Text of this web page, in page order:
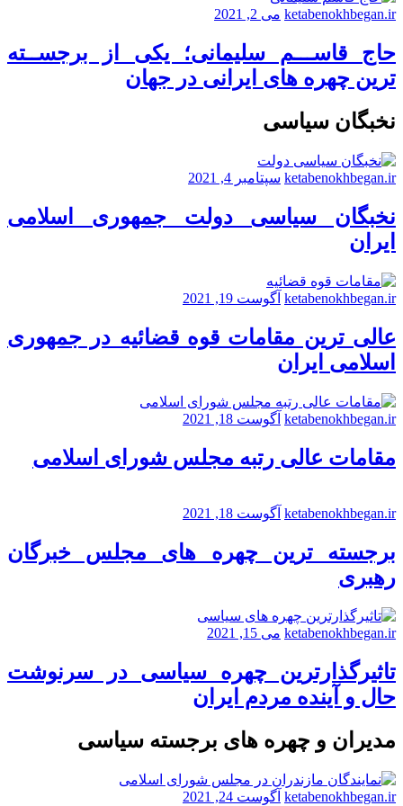
ketabenokhbegan.ir می 2, 2021
حاج قاســـم سلیمانی؛ یکی از برجســته
ترین چهره های ایرانی در جهان
نخبگان سیاسی
ketabenokhbegan.ir سپتامبر 4, 2021
نخبگان سیاسی دولت جمهوری اسلامی
ایران
ketabenokhbegan.ir آگوست 19, 2021
عالی ترین مقامات قوه قضائیه در جمهوری
اسلامی ایران
ketabenokhbegan.ir آگوست 18, 2021
مقامات عالی رتبه مجلس شورای اسلامی
ketabenokhbegan.ir آگوست 18, 2021
برجسته ترین چهره های مجلس خبرگان
رهبری
ketabenokhbegan.ir می 15, 2021
تاثیرگذارترین چهره سیاسی در سرنوشت
حال و آینده مردم ایران
مدیران و چهره های برجسته سیاسی
ketabenokhbegan.ir آگوست 24, 2021